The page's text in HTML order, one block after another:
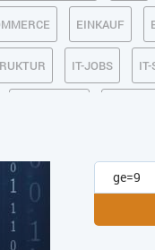
EINKAUF
IT-JOBS
2026